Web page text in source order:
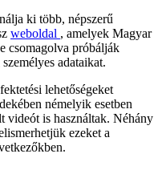
ki több, népszerű
weboldal , amelyek Magyar
csomagolva próbálják
adataikat.
lehetőségeket
némelyik esetben
videót is használtak. Néhány
ezeket a